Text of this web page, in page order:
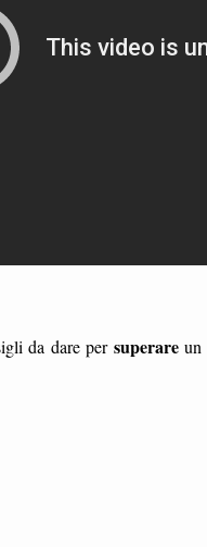
da dare per superareun